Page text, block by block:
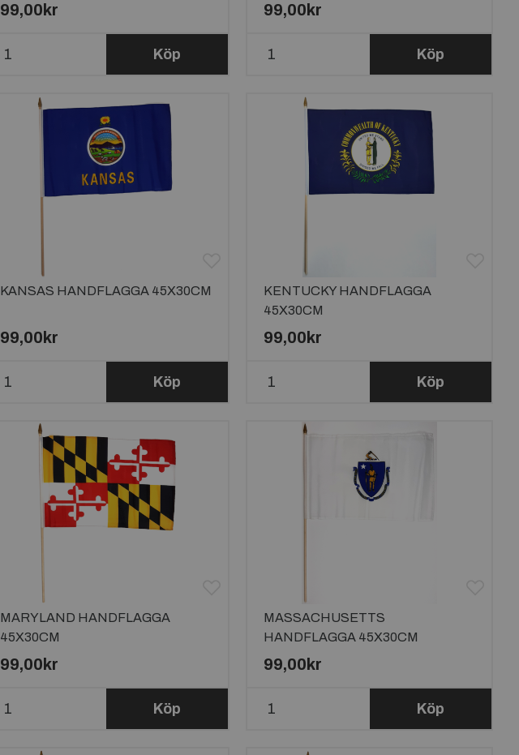
99,00kr
Köp
99,00kr
Köp
KANSAS HANDFLAGGA 45X30CM
99,00kr
Köp
KENTUCKY HANDFLAGGA
45X30CM
99,00kr
Köp
MARYLAND HANDFLAGGA
45X30CM
99,00kr
Köp
MASSACHUSETTS
HANDFLAGGA 45X30CM
99,00kr
Köp